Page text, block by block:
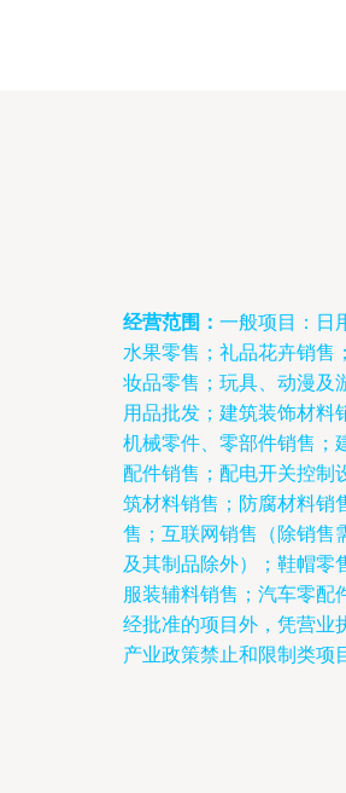
经营范围： 一般项目：日
水果零售；礼品花卉销售
妆品零售；玩具、动漫及
用品批发；建筑装饰材料
机械零件、零部件销售；
配件销售；配电开关控制
筑材料销售；防腐材料销
售；互联网销售（除销售
及其制品除外）；鞋帽零
服装辅料销售；汽车零配
经批准的项目外，凭营业
产业政策禁止和限制类项